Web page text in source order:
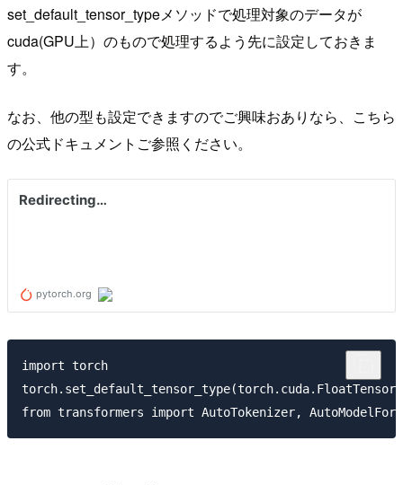
set_default_tensor_typeメソッドで処理対象のデータが
cuda(GPU上）のもので処理するよう先に設定しておきま
す。
なお、他の型も設定できますのでご興味おありなら、こちら
の公式ドキュメントご参照ください。
import torch
torch.set_default_tensor_type(torch.cuda.FloatTensor)